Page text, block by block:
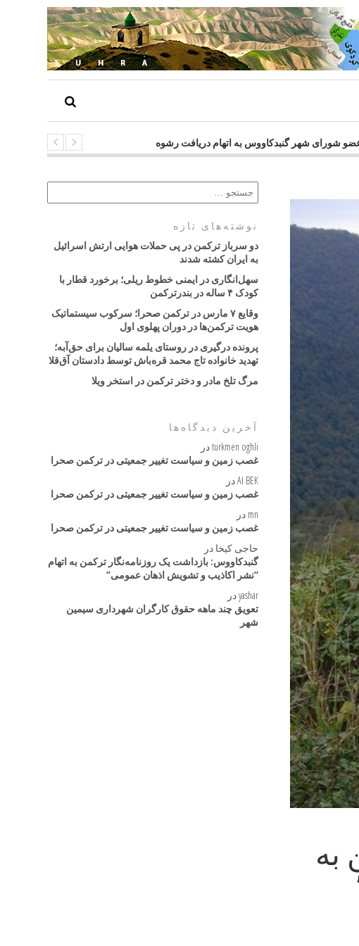
دو عضو شورای شهر گنبدکاووس به اتهام دریافت رشوه
به
نوشته‌های تازه
دو سرباز ترکمن در پی حملات هوایی ارتش اسرائیل
به ایران کشته شدند
سهل‌انگاری در ایمنی خطوط ریلی؛ برخورد قطار با
کودک ۴ ساله در بندرترکمن
وقایع ۷ مارس در ترکمن صحرا؛ سرکوب سیستماتیک
هویت ترکمن‌ها در دوران پهلوی اول
پرونده درگیری در روستای یلمه سالیان برای حق‌آبه؛
تهدید خانواده تاج محمد قره‌باش توسط دادستان آق‌قلا
مرگ تلخ مادر و دختر ترکمن در استخر ویلا
آخرین دیدگاه‌ها
turkmen oghliدر
غصب زمین و سیاست تغییر جمعیتی در ترکمن صحرا
AI BEKدر
غصب زمین و سیاست تغییر جمعیتی در ترکمن صحرا
mn در
غصب زمین و سیاست تغییر جمعیتی در ترکمن صحرا
حاجی کیخا در
گنبدکاووس: بازداشت یک روزنامه‌نگار ترکمن به اتهام
“نشر اکاذیب و تشویش اذهان عمومی”
yasharدر
تعویق چند ماهه حقوق کارگران شهرداری سیمین
شهر